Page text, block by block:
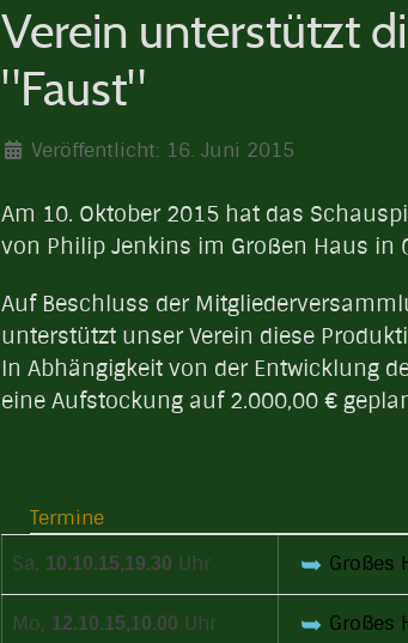
Verein unterstützt
"Faust"
Veröffentlicht: 16. Juni 2015
Am 10. Oktober 2015 hat das
von Philip Jenkins im Großen Haus in
Auf Beschluss der
unterstützt unser Verein diese
In Abhängigkeit von der Entwicklung
eine Aufstockung auf 2.000,00 €
Termine
Sa, 10.10.15,19.30 Uhr ➥ Großes
Mo, 12.10.15,10.00 Uhr ➥ Großes